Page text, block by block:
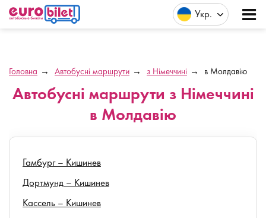
Укр
Головна Автобусні маршрути з Німеччині в Молдавію
Автобусні маршрути з Німеччині
в Молдавію
Гамбург – Кишинев
Дортмунд – Кишинев
Кассель – Кишинев